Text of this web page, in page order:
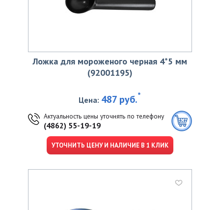
Ложка для мороженого черная 4*5 мм
(92001195)
Цена: 487 руб.*
Актуальность цены уточнять по телефону
(4862) 55-19-19
УТОЧНИТЬ ЦЕНУ И НАЛИЧИЕ В 1 КЛИК